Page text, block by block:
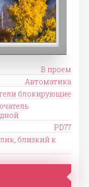
В проем
Автоматика
блокирующие
PD77
близкий к